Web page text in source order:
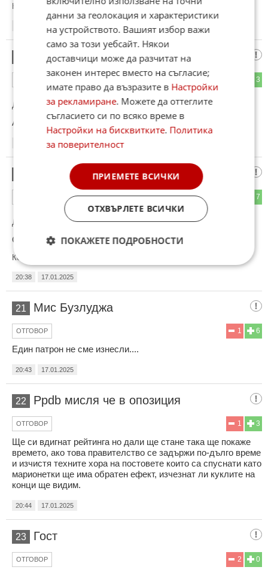
Коментиран от#20
Българският Пиночет
3
До коментар#9от "Един ден":
Абсолютно вярно!
17.01.2025
Че го барате
7
До коментар #18от "Червендалест":
Според мен е в състояние да ви го на бие.Нинова.
Коментиран от
20:38 17.01.2025
21 Мис Бузлуджа
6
1
ОТГОВОР
Един патрон не сме изнесли....
20:43 17.01.2025
22 Ppdb мисля че в опозиция
3
1
ОТГОВОР
Ще си вдигнат рейтинга но дали ще стане така ще покаже
времето, ако това правителство се задържи по-дълго време
и изчистя техните хора на постовете които са спуснати като
марионетки ще има обратен ефект, изчезнат ли куклите на
конци ще видим.
20:44 17.01.2025
23 Гост
0
2
ОТГОВОР
данни за геолокация и характеристики
на устройството. Вашият избор важи
само за този уебсайт. Някои
доставчици може да разчитат на
законен интерес вместо на съгласие;
имате право да възразите в Настройки
за рекламиране. Можете да оттеглите
съгласието си по всяко време в
Настройки на бисквитките. Политика
за поверителност
ПРИЕМЕТЕ ВСИЧКИ
ОТХВЪРЛЕТЕ ВСИЧКИ
ПОКАЖЕТЕ ПОДРОБНОСТИ